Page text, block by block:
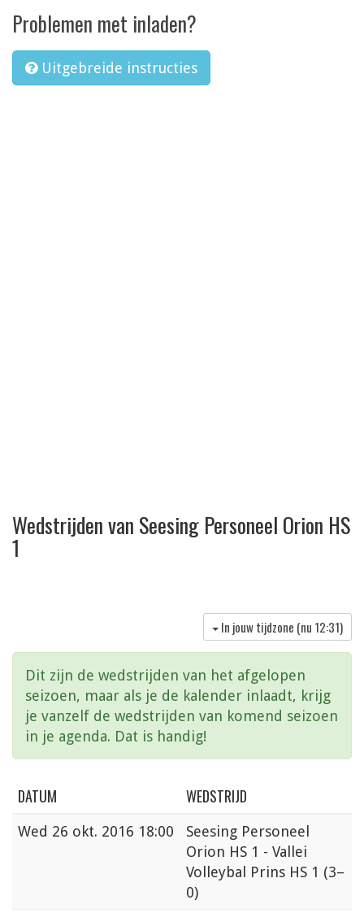
Problemen met inladen?
Uitgebreide instructies
Wedstrijden van Seesing Personeel Orion HS
1
In jouw tijdzone (nu 12:31)
Dit zijn de wedstrijden van het afgelopen
seizoen, maar als je de kalender inlaadt, krijg
je vanzelf de wedstrijden van komend seizoen
in je agenda. Dat is handig!
DATUM WEDSTRIJD
Wed 26 okt. 2016 18:00
Seesing Personeel
Orion HS 1 - Vallei
Volleybal Prins HS 1 (3–
0)